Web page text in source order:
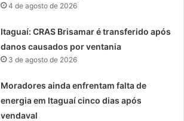
4 de agosto de 2026
Itaguaí: CRAS Brisamar é transferido após
danos causados por ventania
3 de agosto de 2026
Moradores ainda enfrentam falta de
energia em Itaguaí cinco dias após
vendaval